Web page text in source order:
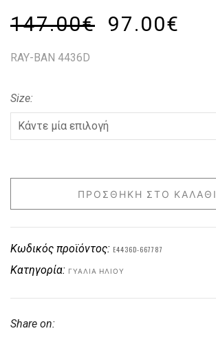
147.00€ 97.00€
RAY-BAN 4436D
Size
ΠΡΟΣΘΉΚΗ ΣΤΟ ΚΑΛΆΘΙ
Κωδικός προϊόντος: E4436D-667787
Κατηγορία: ΓΥΑΛΙΆ ΗΛΊΟΥ
Share on: